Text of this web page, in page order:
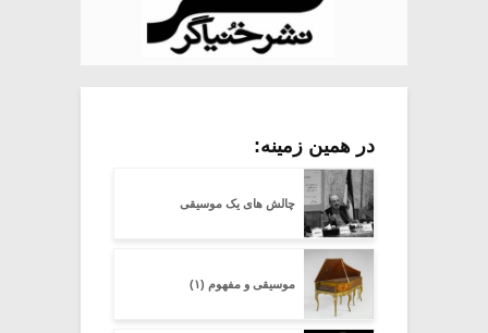
در همین زمینه:
چالش های یک موسیقی
موسیقی و مفهوم (۱)